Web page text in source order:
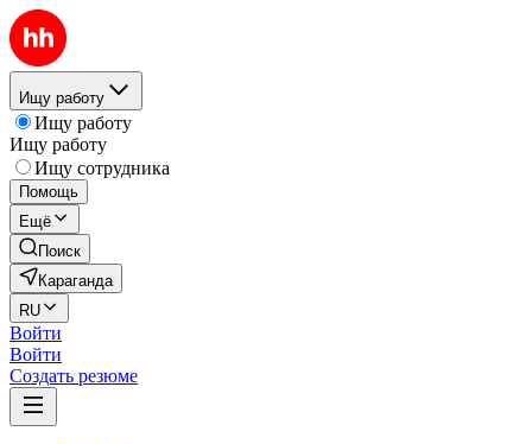
Ищу работу
Ищу работу
Ищу работу
Ищу сотрудника
Помощь
Ещё
Поиск
Караганда
RU
Войти
Войти
Создать резюме